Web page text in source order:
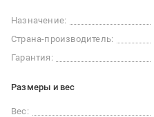
Назначение:
Страна-производитель:
Гарантия:
Размеры и вес
Вес: